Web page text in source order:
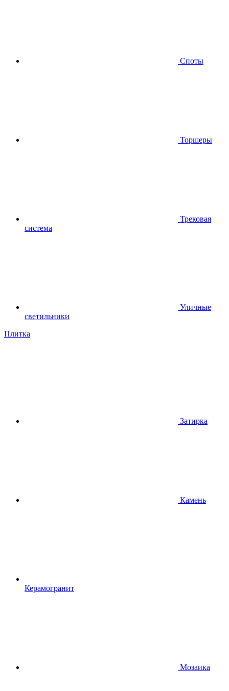
Споты
Торшеры
Трековая
система
Уличные
светильники
Плитка
Затирка
Камень
Керамогранит
Мозаика